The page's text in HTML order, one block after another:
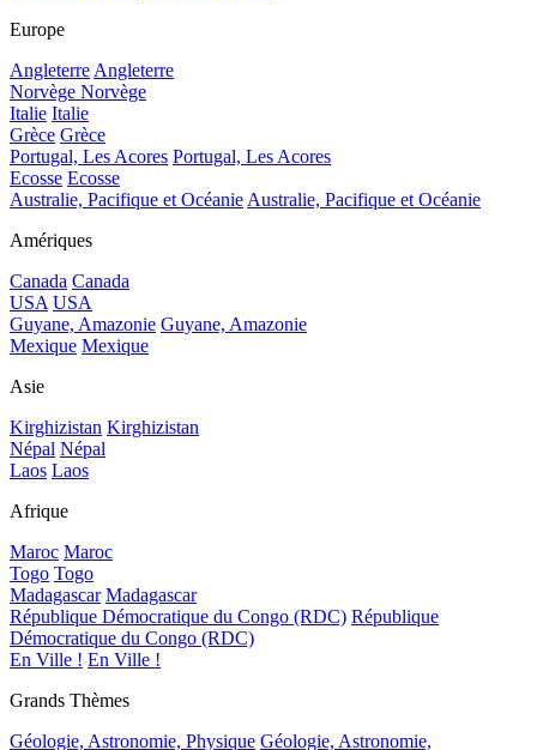
Europe
Angleterre Angleterre
Norvège Norvège
Italie Italie
Grèce Grèce
Portugal, Les Acores Portugal, Les Acores
Ecosse Ecosse
Australie, Pacifique et Océanie Australie, Pacifique et Océanie
Amériques
Canada Canada
USA USA
Guyane, Amazonie Guyane, Amazonie
Mexique Mexique
Asie
Kirghizistan Kirghizistan
Népal Népal
Laos Laos
Afrique
Maroc Maroc
Togo Togo
Madagascar Madagascar
République Démocratique du Congo (RDC) République
Démocratique du Congo (RDC)
En Ville ! En Ville !
Grands Thèmes
Géologie, Astronomie, Physique Géologie, Astronomie,